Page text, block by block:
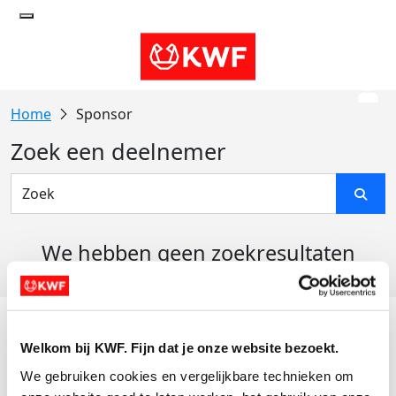
Welkom bij KWF. Fijn dat je onze website bezoekt.
We gebruiken cookies en vergelijkbare technieken om
Sponsor
Zoek een deelnemer
We hebben geen zoekresultaten
Actiematerialen
Evenementen